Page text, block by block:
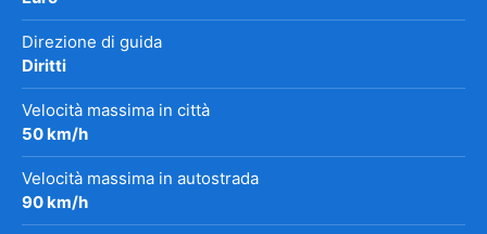
Direzione di guida
Diritti
Velocità massima in città
50 km/h
Velocità massima in autostrada
90 km/h